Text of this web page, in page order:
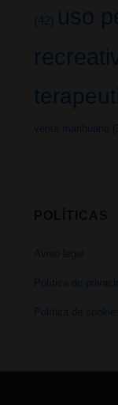
(42) uso
venta marihuana
Aviso legal
Política de
Política de cookies